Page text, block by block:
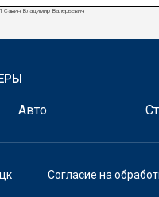
Владимир Валерьевич
Авто
Согласие на